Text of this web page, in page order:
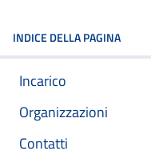
INDICE DELLA PAGINA
Incarico
Organizzazioni
Contatti